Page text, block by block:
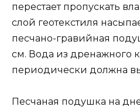
перестает пропускать
слой геотекстиля
песчано-гравийная
см. Вода из дренажного
периодически должна
Песчаная подушка на